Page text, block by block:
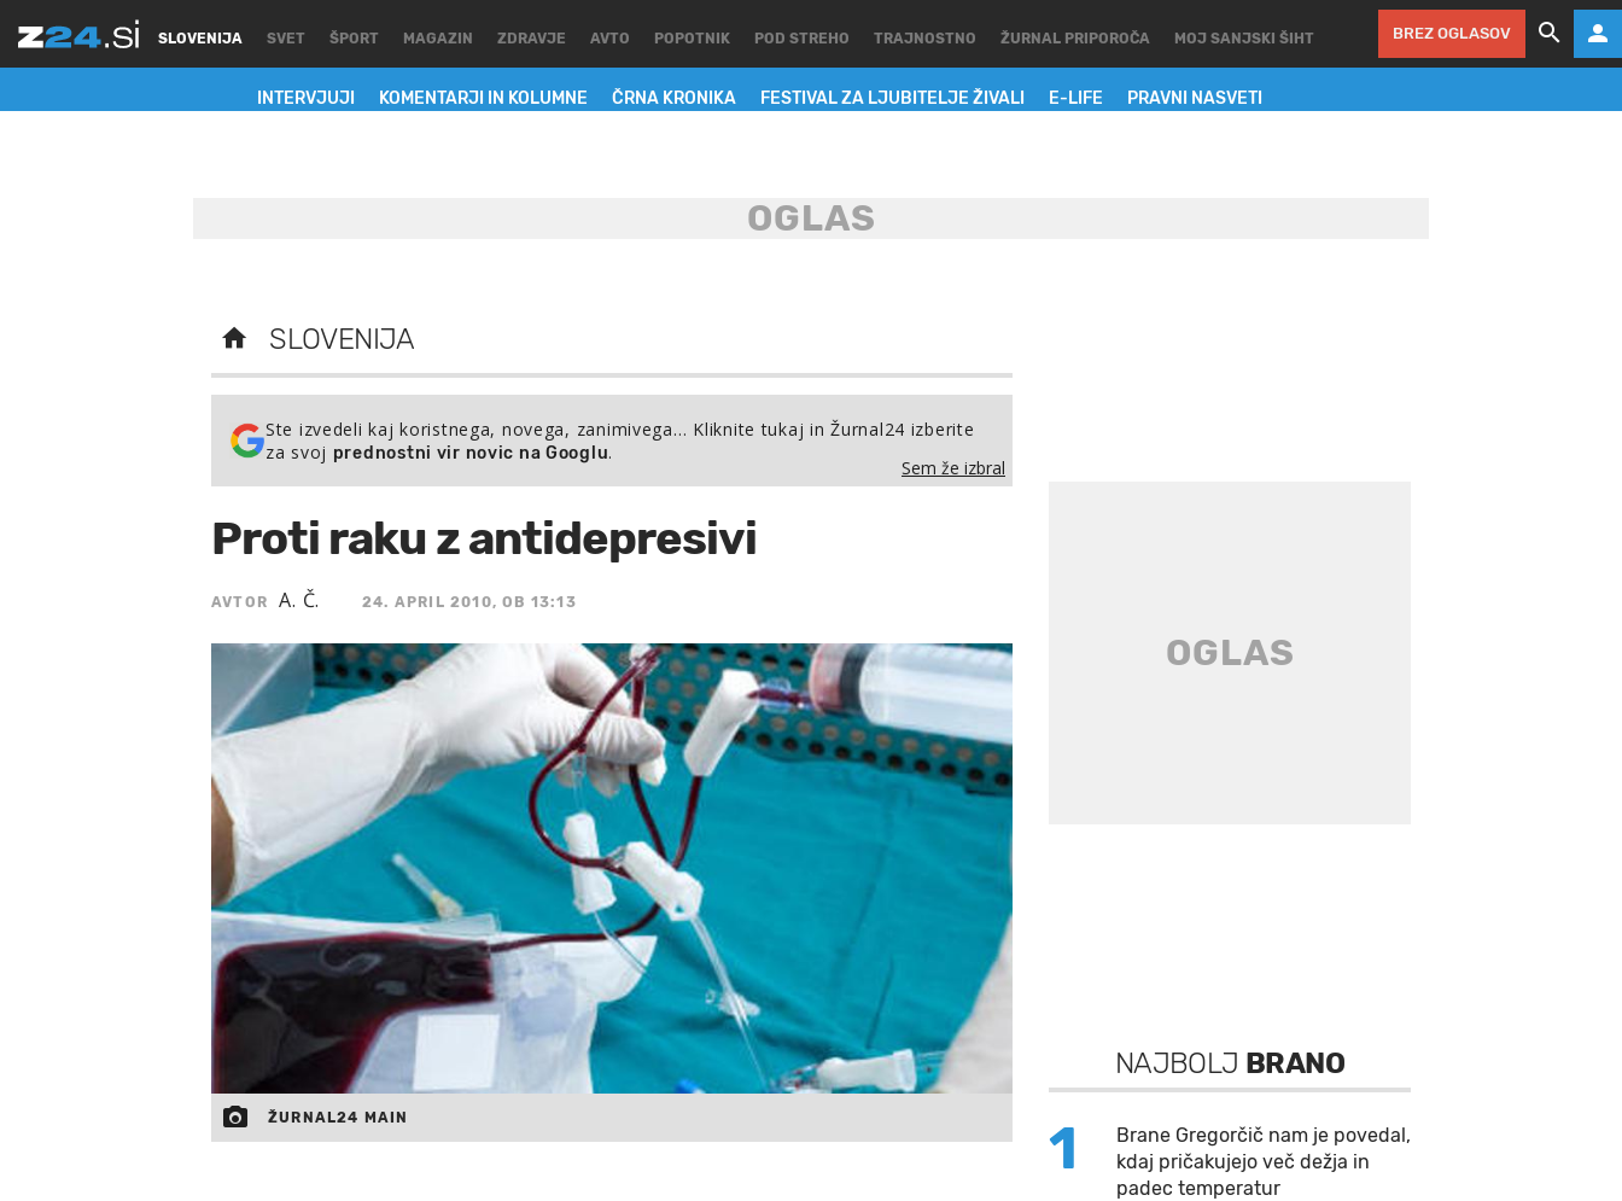
SLOVENIJA
INTERVJUJI KOMENTARJI IN KOLUMNE ČRNA KRONIKA FESTIVAL ZA LJUBITELJE ŽIVALI E-LIFE PRAVNI NASVETI
SVET ŠPORT MAGAZIN ZDRAVJE AVTO POPOTNIK POD STREHO TRAJNOSTNO ŽURNAL PRIPOROČA MOJ SANJSKI ŠIHT BREZ OGLASOV
SLOVENIJA
Ste izvedeli kaj koristnega, novega, zanimivega… Kliknite tukaj in Žurnal24 izberite
za svoj prednostni vir novic na Googlu.
Sem že izbral
Proti raku z antidepresivi
AVTOR A. Č. 24. APRIL 2010, OB 13:13
ŽURNAL24 MAIN
NAJBOLJ BRANO
1
Brane Gregorčič nam je povedal,
kdaj pričakujejo več dežja in
padec temperatur